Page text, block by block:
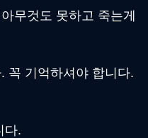
무것도 못하고 죽는게
꼭 기억하셔야 합니다.
다.